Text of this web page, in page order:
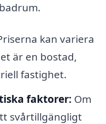
kan variera
är en bostad,
fastighet.
faktorer: Om
svårtillgängligt